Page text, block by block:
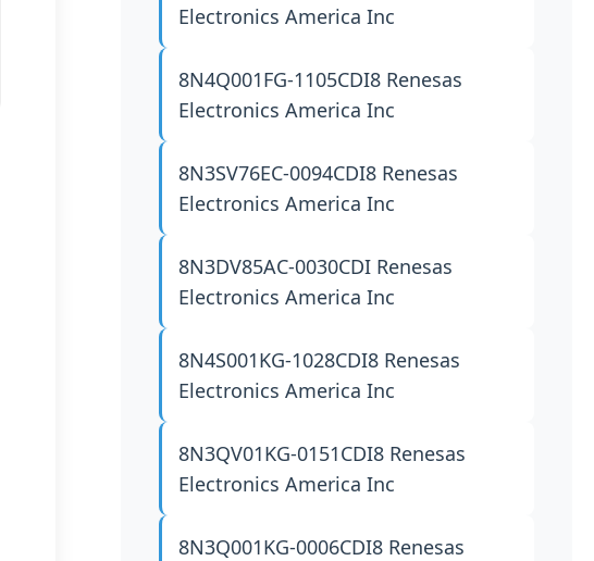
Electronics America Inc
8N4Q001FG-1105CDI8 Renesas
Electronics America Inc
8N3SV76EC-0094CDI8 Renesas
Electronics America Inc
8N3DV85AC-0030CDI Renesas
Electronics America Inc
8N4S001KG-1028CDI8 Renesas
Electronics America Inc
8N3QV01KG-0151CDI8 Renesas
Electronics America Inc
8N3Q001KG-0006CDI8 Renesas